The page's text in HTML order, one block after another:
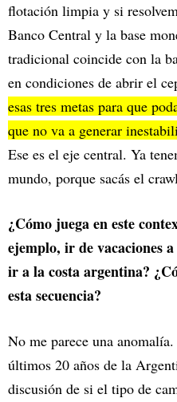
flotación limpia y si
Banco Central y la base
tradicional coincide con la
en condiciones de abrir el
esas tres metas para que
que no va a generar
Ese es el eje central. Ya
mundo, porque sacás el
¿Cómo juega en este
ejemplo, ir de vacaciones
ir a la costa argentina?
esta secuencia?
No me parece una
últimos 20 años de la
discusión de si el tipo de